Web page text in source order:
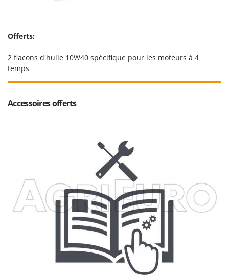
Worx
Y Yard Force
Z
Zanon
Offerts:
2 flacons d'huile 10W40 spécifique pour les moteurs à 4
temps
Accessoires offerts